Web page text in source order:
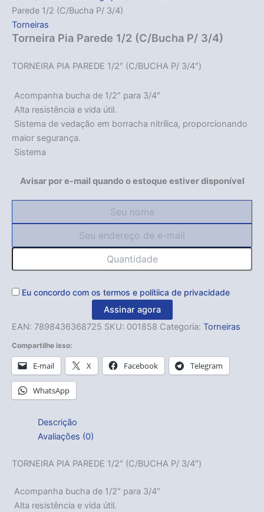
Parede 1/2 (C/Bucha P/ 3/4)
Torneiras
Torneira Pia Parede 1/2 (C/Bucha P/ 3/4)
TORNEIRA PIA PAREDE 1/2″ (C/BUCHA P/ 3/4″)
 Acompanha bucha de 1/2″ para 3/4″
 Alta resistência e vida útil.
 Sistema de vedação em borracha nitrílica, proporcionando
maior segurança.
 Sistema
Avisar por e-mail quando o estoque estiver disponível
Eu concordo com os termos e polítiica de privacidade
Assinar agora
EAN: 7898436368725 SKU: 001858 Categoria: Torneiras
Compartilhe isso:
E-mail X Facebook Telegram
WhatsApp
Descrição
Avaliações (0)
TORNEIRA PIA PAREDE 1/2″ (C/BUCHA P/ 3/4″)
 Acompanha bucha de 1/2″ para 3/4″
 Alta resistência e vida útil.